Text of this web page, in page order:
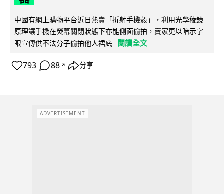
中國有網上購物平台近日熱賣「折射手機殼」，利用光學稜鏡
原理讓手機在熒幕關閉狀態下亦能側面偷拍，賣家更以暗示字
眼宣傳供不法分子偷拍他人裙底
閱讀全文
793 88 ↗ 分享
ADVERTISEMENT